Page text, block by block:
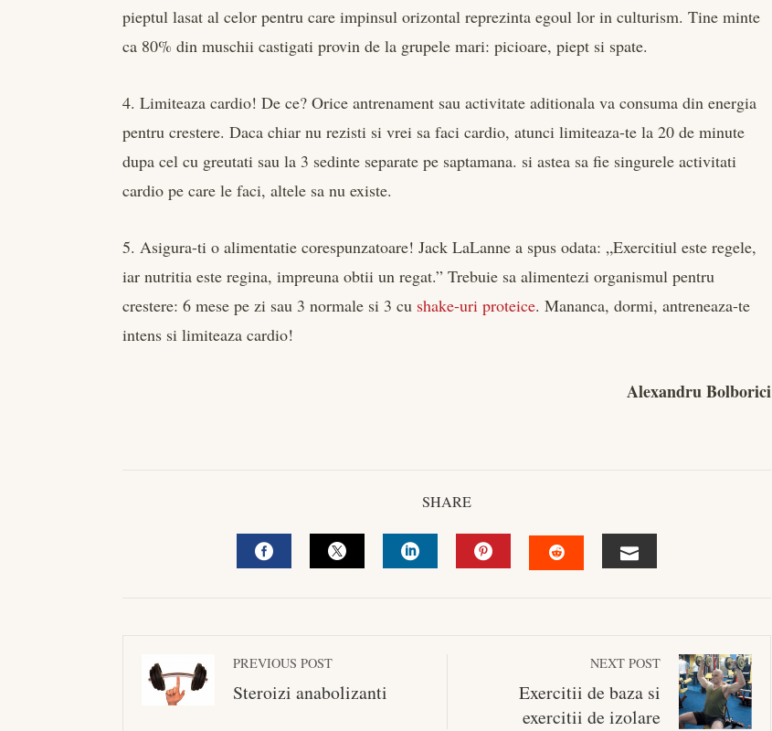
pieptul lasat al celor pentru care impinsul orizontal reprezinta egoul lor in culturism. Tine minte
ca 80% din muschii castigati provin de la grupele mari: picioare, piept si spate.
4. Limiteaza cardio! De ce? Orice antrenament sau activitate aditionala va consuma din energia
pentru crestere. Daca chiar nu rezisti si vrei sa faci cardio, atunci limiteaza-te la 20 de minute
dupa cel cu greutati sau la 3 sedinte separate pe saptamana. si astea sa fie singurele activitati
cardio pe care le faci, altele sa nu existe.
5. Asigura-ti o alimentatie corespunzatoare! Jack LaLanne a spus odata: „Exercitiul este regele,
iar nutritia este regina, impreuna obtii un regat.” Trebuie sa alimentezi organismul pentru
crestere: 6 mese pe zi sau 3 normale si 3 cu shake-uri proteice. Mananca, dormi, antreneaza-te
intens si limiteaza cardio!
Alexandru Bolborici
SHARE
PREVIOUS POST
Steroizi anabolizanti
NEXT POST
Exercitii de baza si
exercitii de izolare